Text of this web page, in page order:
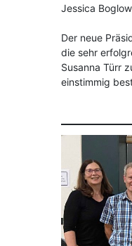
Jessica
Der neue
die sehr
Susanna Türr
einstimmig